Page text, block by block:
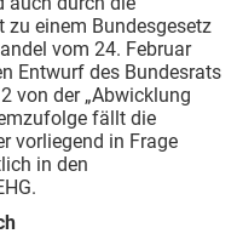
einem Bundesgesetz
vom 24. Februar
Entwurf des Bundesrats
von der „Abwicklung
fällt die
vorliegend in Frage
in den